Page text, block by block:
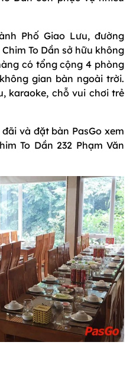
Phố Giao Lưu, đường
To Dần sở hữu không
có tổng cộng 4 phòng
gian bàn ngoài trời.
karaoke, chỗ vui chơi trẻ
và đặt bàn PasGo xem
To Dần 232 Phạm Văn